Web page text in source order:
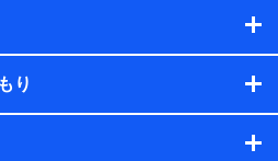
好・傾向に応じたサービス・商
の実施のため
等の実施のため
理等付帯業務を行うため
り